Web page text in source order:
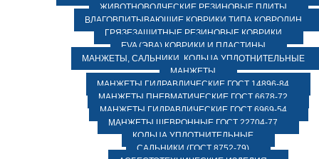
ЖИВОТНОВОДЧЕСКИЕ РЕЗИНОВЫЕ ПЛИТЫ
ВЛАГОВПИТЫВАЮЩИЕ КОВРИКИ ТИПА КОВРОЛИН
ГРЯЗЕЗАЩИТНЫЕ РЕЗИНОВЫЕ КОВРИКИ
EVA (ЭВА) КОВРИКИ И ПЛАСТИНЫ
МАНЖЕТЫ, САЛЬНИКИ, КОЛЬЦА УПЛОТНИТЕЛЬНЫЕ
МАНЖЕТЫ
МАНЖЕТЫ ГИДРАВЛИЧЕСКИЕ ГОСТ 14896-84
МАНЖЕТЫ ПНЕВМАТИЧЕСКИЕ ГОСТ 6678-72
МАНЖЕТЫ ГИДРАВЛИЧЕСКИЕ ГОСТ 6969-54
МАНЖЕТЫ ШЕВРОННЫЕ ГОСТ 22704-77
КОЛЬЦА УПЛОТНИТЕЛЬНЫЕ
САЛЬНИКИ (ГОСТ 8752-79)